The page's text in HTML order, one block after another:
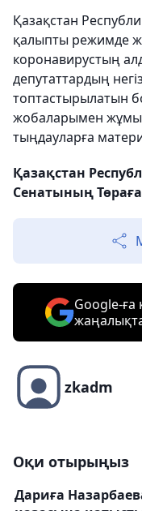
Қазақстан
қалыпты режимде
коронавирустың
депутаттардың
топтастырылатын
жобаларымен
тыңдауларға
Қазақстан
Сенатының
Google-
zkadm
Оқи отырыңыз
Дариға